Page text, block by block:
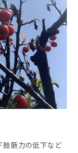
肢筋力の低下など